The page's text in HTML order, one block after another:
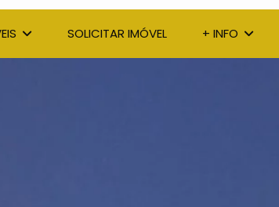
SOLICITAR IMÓVEL + INFO